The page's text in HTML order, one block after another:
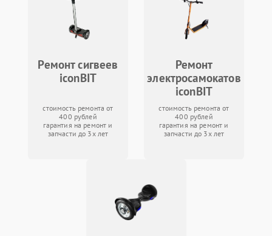
Ремонт сигвеев
iconBIT
стоимость ремонта от
400 рублей
гарантия на ремонт и
запчасти до 3х лет
Ремонт
электросамокатов
iconBIT
стоимость ремонта от
400 рублей
гарантия на ремонт и
запчасти до 3х лет